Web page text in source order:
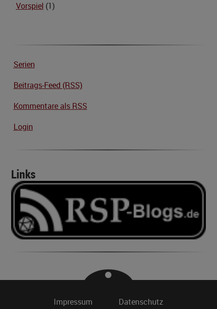
Vorspiel (1)
Serien
Beitrags-Feed (RSS)
Kommentare als RSS
Login
Links
Impressum Datenschutz